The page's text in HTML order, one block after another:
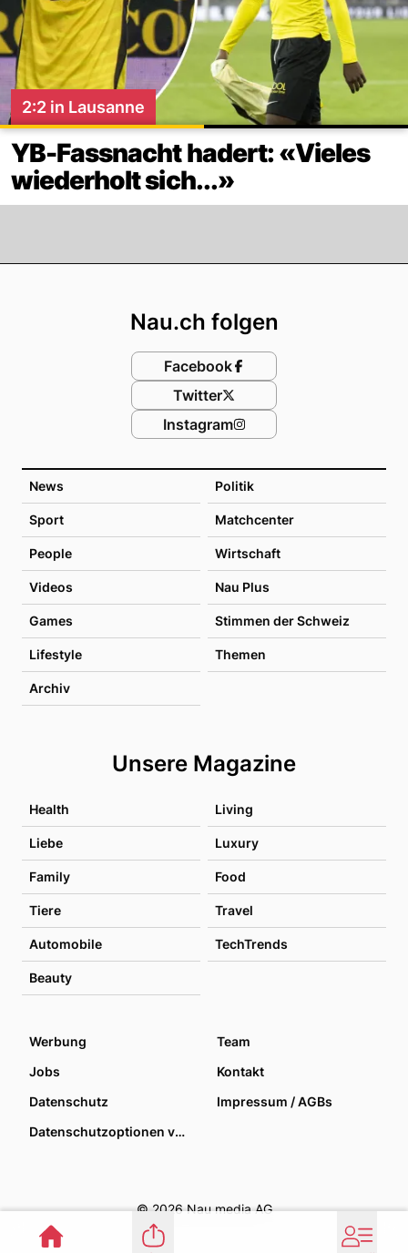
2:2 in Lausanne
YB-Fassnacht hadert: «Vieles
wiederholt sich...»
News Politik
Sport Matchcenter
People Wirtschaft
Videos Nau Plus
Games Stimmen der Schweiz
Lifestyle Themen
Archiv
Unsere Magazine
Health Living
Liebe Luxury
Family Food
Tiere Travel
Automobile TechTrends
Beauty
Nau.ch folgen
Facebook
Twitter
Instagram
Werbung
Team
Jobs
Kontakt
Datenschutz
Impressum / AGBs
Datenschutzoptionen verwalten
© 2026 Nau media AG